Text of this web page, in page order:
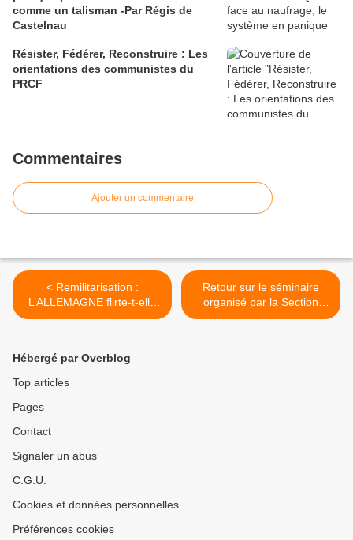
comme un talisman -Par Régis de
Castelnau
Résister, Fédérer, Reconstruire : Les
orientations des communistes du
PRCF
Commentaires
Ajouter un commentaire
< Remilitarisation :
L’ALLEMAGNE flirte-t-elle
avec ses vieux démons ?
Retour sur le séminaire
organisé par la Section
PCR de Saint-Denis : UN
Hébergé par Overblog
Top articles
Pages
Contact
Signaler un abus
C.G.U.
Cookies et données personnelles
Préférences cookies